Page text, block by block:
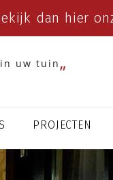
dan hier
uw tuin
PROJECTEN